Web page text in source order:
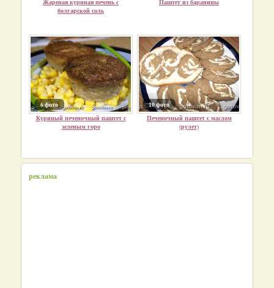
Жареная куриная печень с
болгарской соль
Паштет из баранины
6 фото
Куриный печеночный паштет с
зеленым горо
10 фото
Печеночный паштет с маслом
(рулет)
реклама